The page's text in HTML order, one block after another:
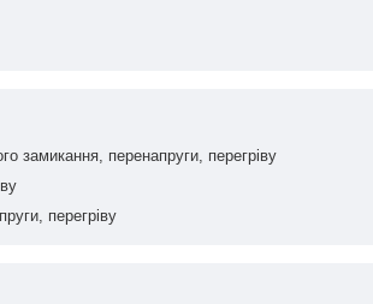
замикання, перенапруги, перегріву
перегріву